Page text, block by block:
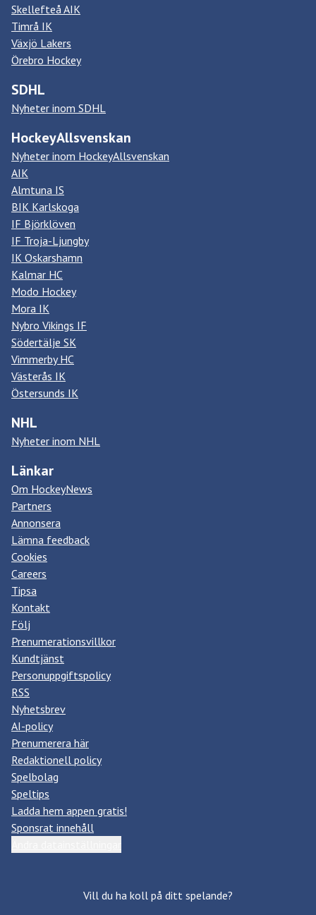
Skellefteå AIK
Timrå IK
Växjö Lakers
Örebro Hockey
SDHL
Nyheter inom SDHL
HockeyAllsvenskan
Nyheter inom HockeyAllsvenskan
AIK
Almtuna IS
BIK Karlskoga
IF Björklöven
IF Troja-Ljungby
IK Oskarshamn
Kalmar HC
Modo Hockey
Mora IK
Nybro Vikings IF
Södertälje SK
Vimmerby HC
Västerås IK
Östersunds IK
NHL
Nyheter inom NHL
Länkar
Om HockeyNews
Partners
Annonsera
Lämna feedback
Cookies
Careers
Tipsa
Kontakt
Följ
Prenumerationsvillkor
Kundtjänst
Personuppgiftspolicy
RSS
Nyhetsbrev
AI-policy
Prenumerera här
Redaktionell policy
Spelbolag
Speltips
Ladda hem appen gratis!
Sponsrat innehåll
Vill du ha koll på ditt spelande?